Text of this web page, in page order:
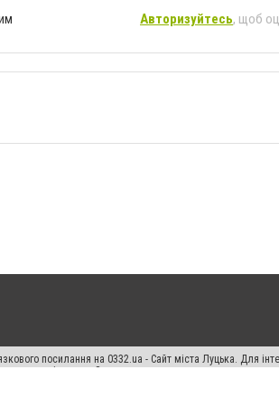
Авторизуйтесь, щоб
посилання на 0332.ua - Сайт міста Луцька. Для
переслідується Законом.